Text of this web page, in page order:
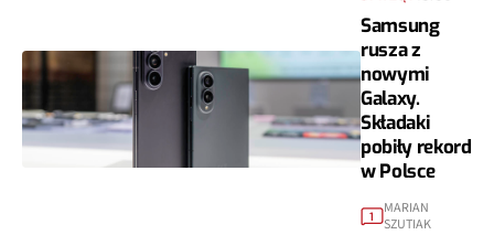
Samsung
rusza z
nowymi
Galaxy.
Składaki
pobiły rekord
w Polsce
1
MARIAN
SZUTIAK